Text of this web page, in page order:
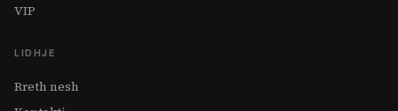
VIP
LIDHJE
Rreth nesh